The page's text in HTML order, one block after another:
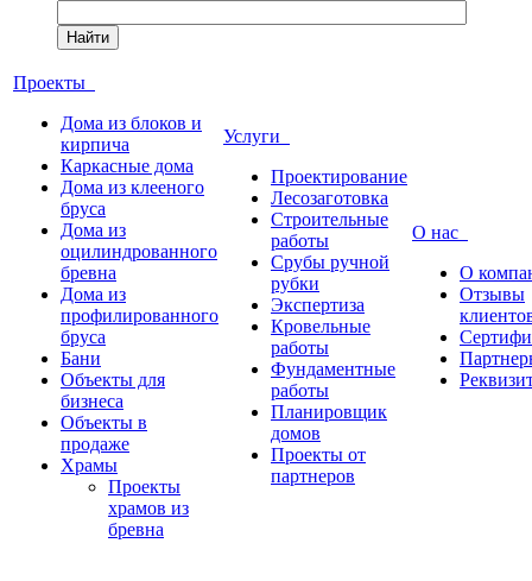
Найти
Проекты
Дома из блоков и
кирпича
Каркасные дома
Дома из клееного
бруса
Дома из
оцилиндрованного
бревна
Дома из
профилированного
бруса
Бани
Объекты для
бизнеса
Объекты в
продаже
Храмы
Проекты
храмов из
бревна
Услуги
Проектирование
Лесозаготовка
Строительные
работы
Срубы ручной
рубки
Экспертиза
Кровельные
работы
Фундаментные
работы
Планировщик
домов
Проекты от
партнеров
О нас
О
Отзывы